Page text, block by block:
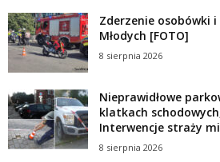
Zderzenie osobówki
Młodych [FOTO]
8 sierpnia 2026
Nieprawidłowe
klatkach
Interwencje straży
8 sierpnia 2026